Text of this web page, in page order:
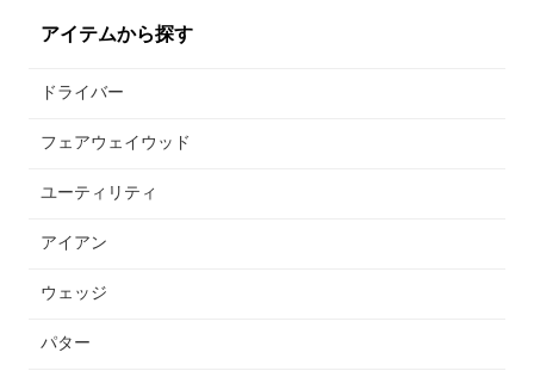
アイテムから探す
ドライバー
フェアウェイウッド
ユーティリティ
アイアン
ウェッジ
パター